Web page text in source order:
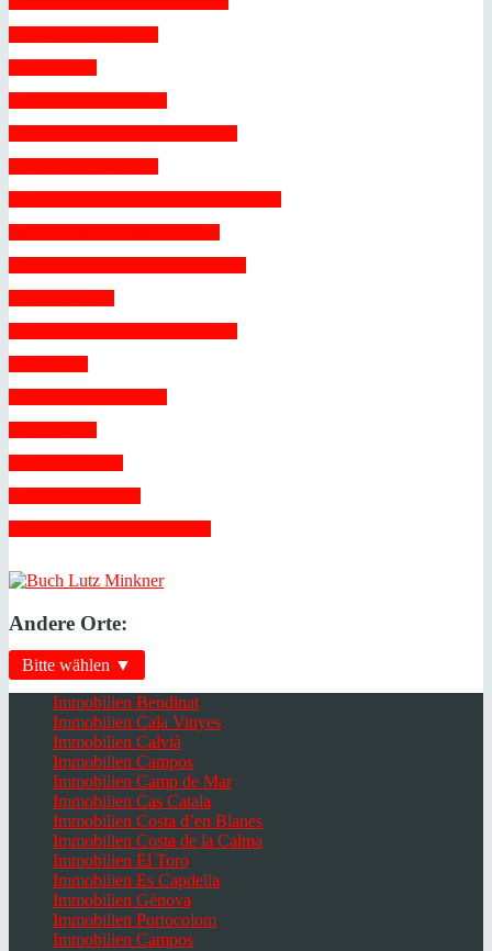
Andere Orte:
Bitte wählen ▼
Immobilien Bendinat
Immobilien Cala Vinyes
Immobilien Calvià
Immobilien Campos
Immobilien Camp de Mar
Immobilien Cas Catala
Immobilien Costa d’en Blanes
Immobilien Costa de la Calma
Immobilien El Toro
Immobilien Es Capdella
Immobilien Génova
Immobilien Portocolom
Immobilien Campos